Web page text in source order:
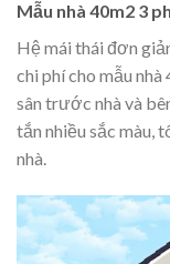
Mẫu nhà 40m2 3
Hệ mái thái đơn
chi phí cho mẫu
sân trước nhà và
tắn nhiều sắc màu,
nhà.